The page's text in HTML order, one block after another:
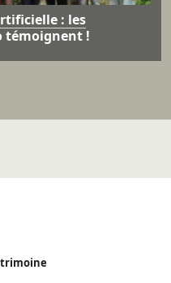
: les
témoignent !